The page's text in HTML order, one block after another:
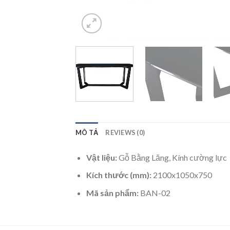
MÔ TẢ REVIEWS (0)
Vật liệu:Gỗ Bằng Lăng, Kính cường lực
Kích thước (mm):2100x1050x750
Mã sản phẩm:BAN-02